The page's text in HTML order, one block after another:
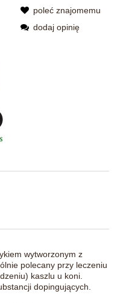
poleć znajomemu
dodaj opinię
wytworzonym z
polecany przy leczeniu
kaszlu u koni.
dopingujących.